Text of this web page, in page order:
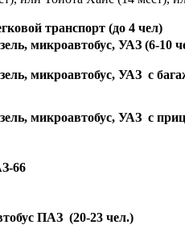
транспорт (до 4 чел)
микроавтобус, УАЗ (6-10
микроавтобус, УАЗ с
микроавтобус, УАЗ с
66
ПАЗ (20-23 чел.)